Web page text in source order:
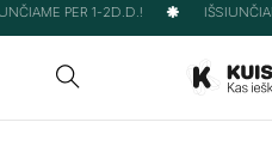
PER 1-2D.D.!